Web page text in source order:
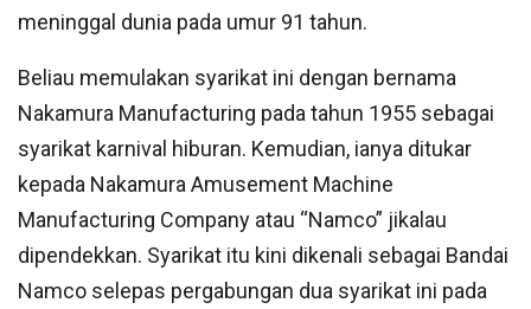
meninggal dunia pada umur 91 tahun.
Beliau memulakan syarikat ini dengan bernama
Nakamura Manufacturing pada tahun 1955 sebagai
syarikat karnival hiburan. Kemudian, ianya ditukar
kepada Nakamura Amusement Machine
Manufacturing Company atau “Namco” jikalau
dipendekkan. Syarikat itu kini dikenali sebagai Bandai
Namco selepas pergabungan dua syarikat ini pada